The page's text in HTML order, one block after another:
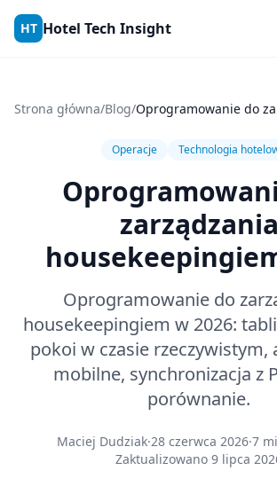
Skip to content
HT Hotel Tech Insight
Strona główna/Blog/
Operacje Technologia
zarządzania
Oprogramowanie do
housekeepingiem w 2026:
pokoi w czasie rzeczywistym,
mobilne, synchronizacja z
porównanie.
Maciej Dudziak·28 czerwca 2026·7
Zaktualizowano 9 lipca